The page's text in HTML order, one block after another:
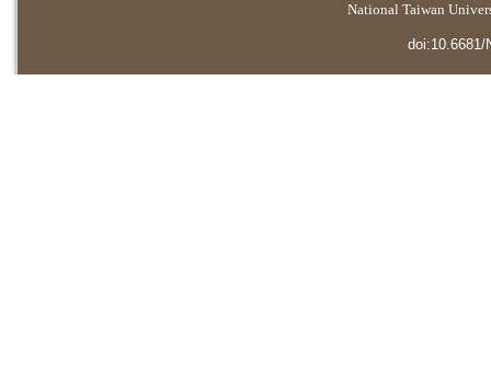
National Taiwan
doi:10.6681/